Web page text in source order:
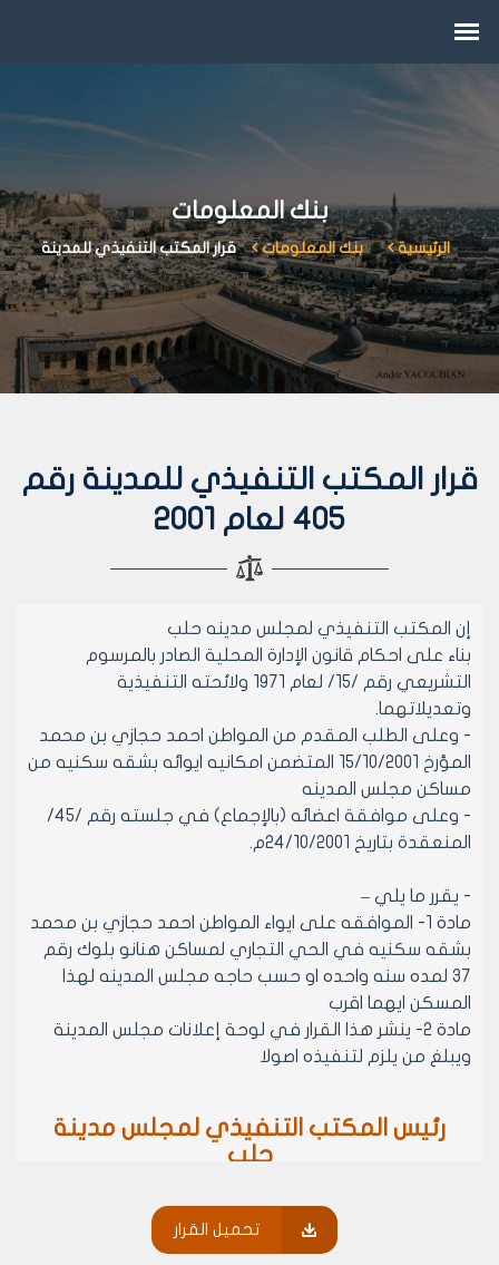
بنك المعلومات
الرئيسية بنك المعلومات قرار المكتب التنفيذي للمدينة
قرار المكتب التنفيذي للمدينة رقم
405 لعام 2001
إن المكتب التنفيذي لمجلس مدينه حلب
بناء على احكام قانون الإدارة المحلية الصادر بالمرسوم
التشريعي رقم /15/ لعام 1971 ولائحته التنفيذية
وتعديلاتهما.
- وعلى الطلب المقدم من المواطن احمد حجازي بن محمد
المؤرخ 15/10/2001 المتضمن امكانيه ايوائه بشقه سكنيه من
مساكن مجلس المدينه
- وعلى موافقة اعضائه (بالإجماع) في جلسته رقم /45/
المنعقدة بتاريخ 24/10/2001م.
- يقرر ما يلي –
مادة 1- الموافقه على ايواء المواطن احمد حجازي بن محمد
بشقه سكنيه في الحي التجاري لمساكن هنانو بلوك رقم
37 لمده سنه واحده او حسب حاجه مجلس المدينه لهذا
المسكن ايهما اقرب
مادة 2- ينشر هذا القرار في لوحة إعلانات مجلس المدينة
ويبلغ من يلزم لتنفيذه اصولا
رئيس المكتب التنفيذي لمجلس مدينة
حلب
تحميل القرار